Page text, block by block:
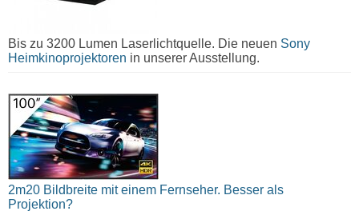
Bis zu 3200 Lumen Laserlichtquelle. Die neuen Sony
Heimkinoprojektoren in unserer Ausstellung.
2m20 Bildbreite mit einem Fernseher. Besser als
Projektion?